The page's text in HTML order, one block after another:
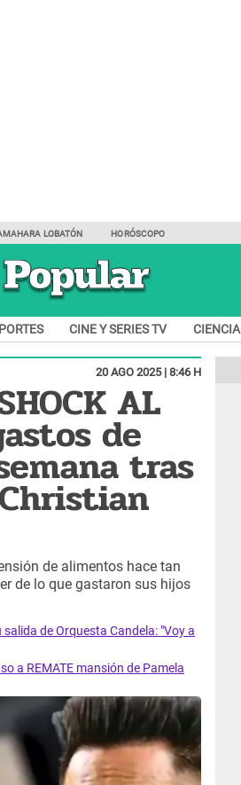
LOBATÓN HORÓSCOPO
CINE Y SERIES TV CIENCIA
20 AGO 2025 | 8:46 H
AL
de
tras
de alimentos hace tan
de lo que gastaron sus hijos
de Orquesta Candela: "Voy a
a REMATE mansión de Pamela